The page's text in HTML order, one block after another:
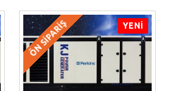
YENI
ÖN SIPARIŞ